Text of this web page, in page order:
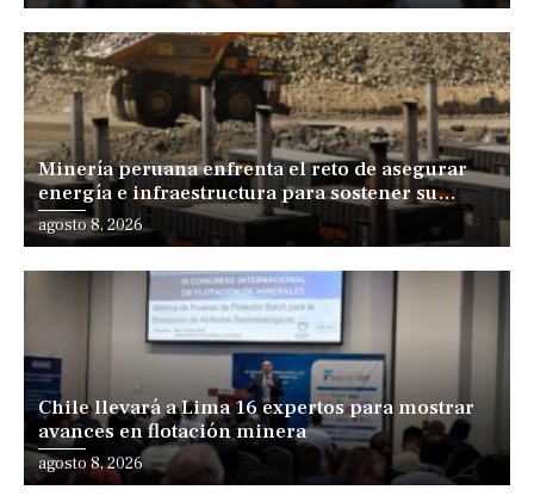
Minería peruana enfrenta el reto de asegurar
energía e infraestructura para sostener su
expansión
agosto 8, 2026
Chile llevará a Lima 16 expertos para mostrar
avances en flotación minera
agosto 8, 2026